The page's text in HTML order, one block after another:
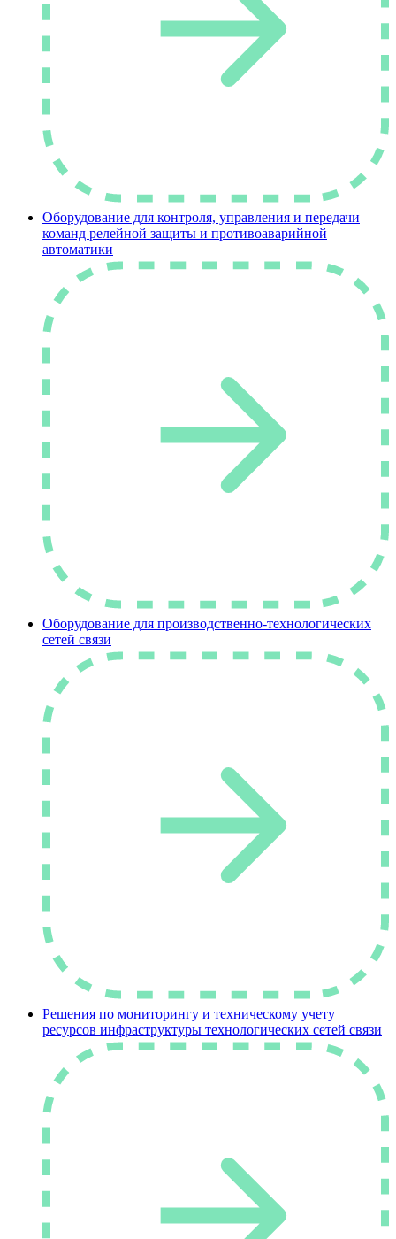
Оборудование для контроля, управления и передачи
команд релейной защиты и противоаварийной
автоматики
Оборудование для производственно-технологических
сетей связи
Решения по мониторингу и техническому учету
ресурсов инфраструктуры технологических сетей связи